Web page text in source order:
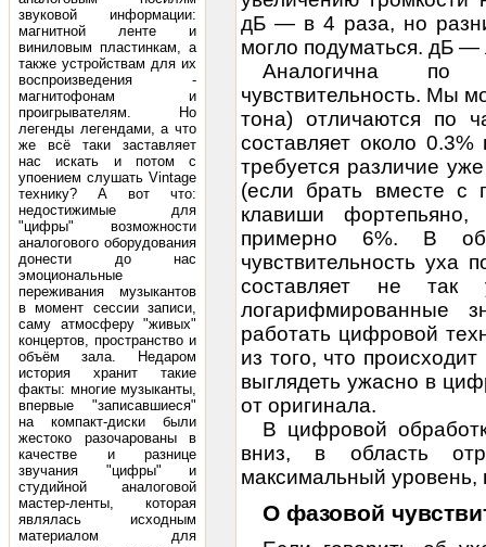
звуковой информации:
магнитной ленте и
виниловым пластинкам, а
также устройствам для их
воспроизведения -
магнитофонам и
проигрывателям. Но
легенды легендами, а что
же всё таки заставляет
нас искать и потом с
упоением слушать Vintage
технику? А вот что:
недостижимые для
"цифры" возможности
аналогового оборудования
донести до нас
эмоциональные
переживания музыкантов
в момент сессии записи,
саму атмосферу "живых"
концертов, пространство и
объём зала. Недаром
история хранит такие
факты: многие музыканты,
впервые "записавшиеся"
на компакт-диски были
жестоко разочарованы в
качестве и разнице
звучания "цифры" и
студийной аналоговой
мастер-ленты, которая
являлась исходным
материалом для
дБ — в 4 раза, но
могло подуматься. дБ
Аналогична по
чувствительность. Мы
тона) отличаются по
составляет около
требуется различие
(если брать вместе с
клавиши
примерно 6%. В
чувствительность уха
составляет не
логарифмированные
работать цифровой
из того, что
выглядеть ужасно в
от оригинала.
В цифровой
вниз, в область
максимальный
О фазовой